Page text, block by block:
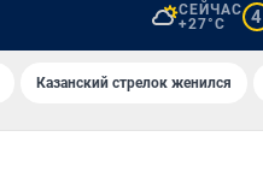
СЕЙЧАС
+27°C
4
Казанский стрелок женился